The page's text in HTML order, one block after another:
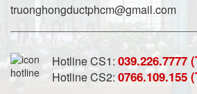
truonghongductphcm@gmail.com
Hotline CS1: 039.226.7777
Hotline CS2: 0766.109.155